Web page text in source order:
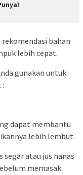
bahan
lebih cepat.
gunakan untuk
dapat membantu
lebih lembut.
atau jus nanas
memasak.